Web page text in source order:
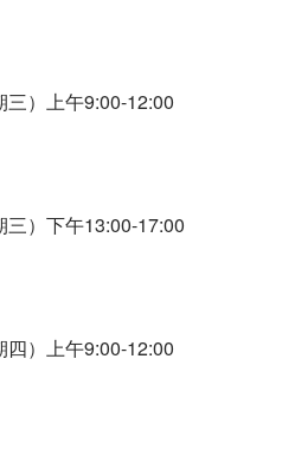
）上午9:00-12:00
）下午13:00-17:00
）上午9:00-12:00